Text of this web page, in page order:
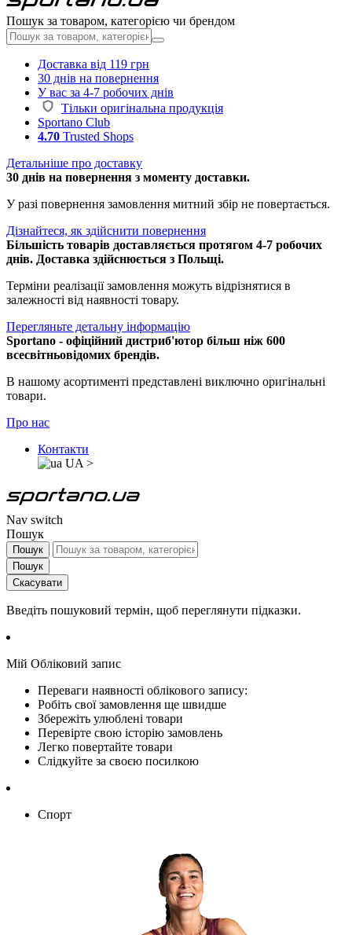
Пошук за товаром, категорією чи брендом
Доставка від 119 грн
30 днів на повернення
У вас за 4-7 робочих днів
Тільки оригінальна продукція
Sportano Club
4.70 Trusted Shops
Детальніше про доставку
30 днів на повернення з моменту доставки.
У разі повернення замовлення митний збір не повертається.
Дізнайтеся, як здійснити повернення
Більшість товарів доставляється протягом 4-7 робочих
днів. Доставка здійснюється з Польщі.
Терміни реалізації замовлення можуть відрізнятися в
залежності від наявності товару.
Перегляньте детальну інформацію
Sportano - офіційний дистриб'ютор більш ніж 600
всесвітньовідомих брендів.
В нашому асортименті представлені виключно оригінальні
товари.
Про нас
Контакти
UA >
Nav switch
Пошук
Пошук
Пошук
Скасувати
Введіть пошуковий термін, щоб переглянути підказки.
Мій Обліковий запис
Переваги наявності облікового запису:
Робіть свої замовлення ще швидше
Збережіть улюблені товари
Перевірте свою історію замовлень
Легко повертайте товари
Слідкуйте за своєю посилкою
Спорт